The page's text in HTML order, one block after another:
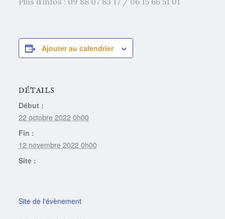
Ajouter au calendrier
DÉTAILS
Début :
22 octobre 2022 0h00
Fin :
12 novembre 2022 0h00
Site :